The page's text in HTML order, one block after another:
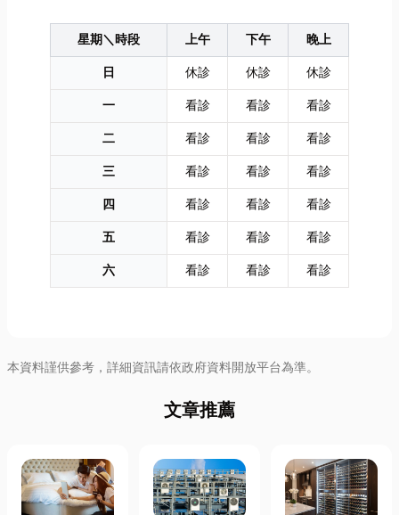
星期＼時段 上午 下午
晚上
日
休診 休診
休診
一
看診 看診
看診
二
看診 看診
看診
三
看診 看診
看診
四
看診 看診
看診
五
看診 看診
看診
六
看診 看診 看診
本資料謹供參考，詳細資訊請依政府資料開放平台為準。
文章推薦